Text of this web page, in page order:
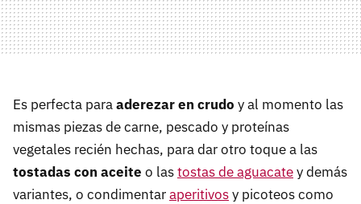
Es perfecta paraaderezar en crudo y al momento las
mismas piezas de carne, pescado y proteínas
vegetales recién hechas, para dar otro toque a las
tostadas con aceite o lastostas de aguacatey demás
variantes, o condimentaraperitivosy picoteos como